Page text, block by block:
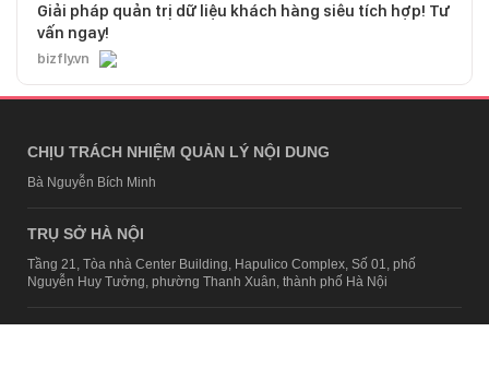
Giải pháp quản trị dữ liệu khách hàng siêu tích hợp! Tư
vấn ngay!
bizfly.vn
CHỊU TRÁCH NHIỆM QUẢN LÝ NỘI DUNG
Bà Nguyễn Bích Minh
TRỤ SỞ HÀ NỘI
Tầng 21, Tòa nhà Center Building, Hapulico Complex, Số 01, phố
Nguyễn Huy Tưởng, phường Thanh Xuân, thành phố Hà Nội